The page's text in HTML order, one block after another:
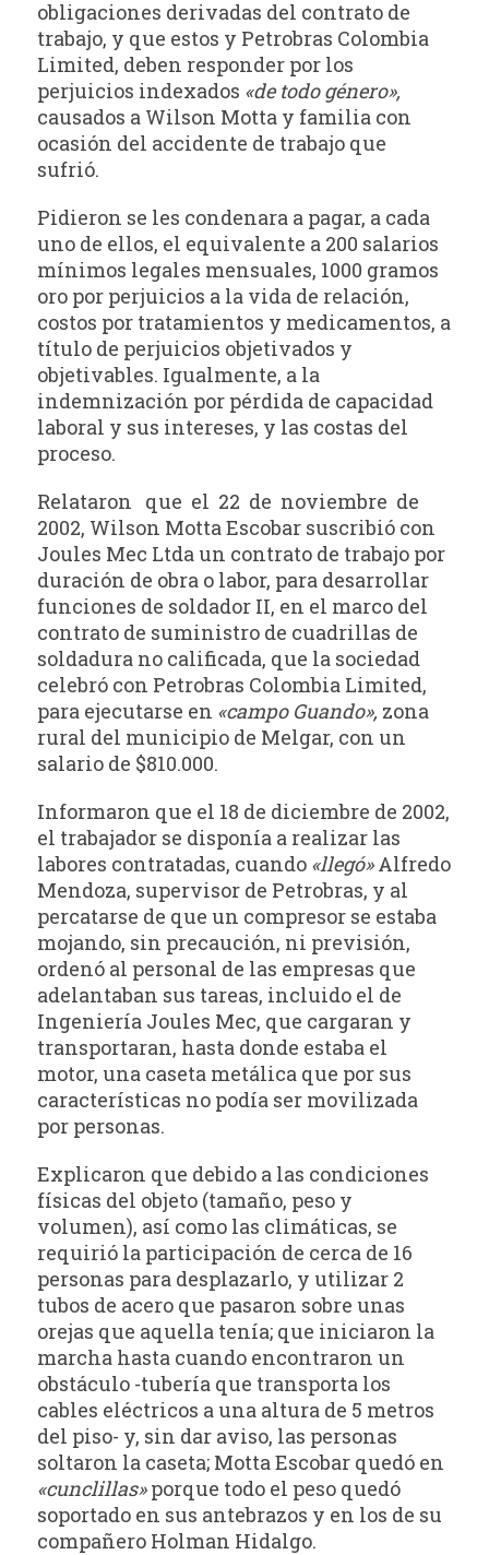
obligaciones derivadas del contrato de
trabajo, y que estos y Petrobras Colombia
Limited, deben responder por los
perjuicios indexados «de todo género»,
causados a Wilson Motta y familia con
ocasión del accidente de trabajo que
sufrió.
Pidieron se les condenara a pagar, a cada
uno de ellos, el equivalente a 200 salarios
mínimos legales mensuales, 1000 gramos
oro por perjuicios a la vida de relación,
costos por tratamientos y medicamentos, a
título de perjuicios objetivados y
objetivables. Igualmente, a la
indemnización por pérdida de capacidad
laboral y sus intereses, y las costas del
proceso.
Relataron que el 22 de noviembre de
2002, Wilson Motta Escobar suscribió con
Joules Mec Ltda un contrato de trabajo por
duración de obra o labor, para desarrollar
funciones de soldador II, en el marco del
contrato de suministro de cuadrillas de
soldadura no calificada, que la sociedad
celebró con Petrobras Colombia Limited,
para ejecutarse en «campo Guando», zona
rural del municipio de Melgar, con un
salario de $810.000.
Informaron que el 18 de diciembre de 2002,
el trabajador se disponía a realizar las
labores contratadas, cuando «llegó»Alfredo
Mendoza, supervisor de Petrobras, y al
percatarse de que un compresor se estaba
mojando, sin precaución, ni previsión,
ordenó al personal de las empresas que
adelantaban sus tareas, incluido el de
Ingeniería Joules Mec, que cargaran y
transportaran, hasta donde estaba el
motor, una caseta metálica que por sus
características no podía ser movilizada
por personas.
Explicaron que debido a las condiciones
físicas del objeto (tamaño, peso y
volumen), así como las climáticas, se
requirió la participación de cerca de 16
personas para desplazarlo, y utilizar 2
tubos de acero que pasaron sobre unas
orejas que aquella tenía; que iniciaron la
marcha hasta cuando encontraron un
obstáculo -tubería que transporta los
cables eléctricos a una altura de 5 metros
del piso- y, sin dar aviso, las personas
soltaron la caseta; Motta Escobar quedó en
«cunclillas»porque todo el peso quedó
soportado en sus antebrazos y en los de su
compañero Holman Hidalgo.